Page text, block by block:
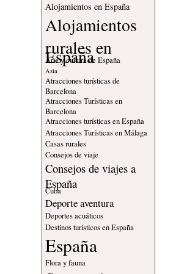
Alojamientos en España
Alojamientos
rurales en
España
Arte y cultura de España
Asia
Atracciones turísticas de
Barcelona
Atracciones Turísticas en
Barcelona
Atracciones turísticas en España
Atracciones Turísticas en Málaga
Casas rurales
Consejos de viaje
Consejos de viajes a
España
Cuba
Deporte aventura
Deportes acuáticos
Destinos turísticos en España
España
Flora y fauna